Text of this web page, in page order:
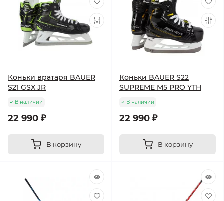
Коньки вратаря BAUER
S21 GSX JR
В наличии
22 990 ₽
В корзину
Коньки BAUER S22
SUPREME M5 PRO YTH
В наличии
22 990 ₽
В корзину